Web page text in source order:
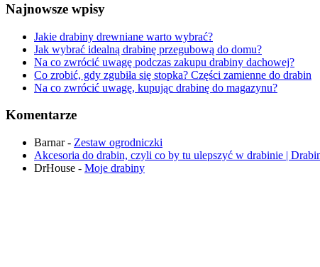
Najnowsze wpisy
Jakie drabiny drewniane warto wybrać?
Jak wybrać idealną drabinę przegubową do domu?
Na co zwrócić uwagę podczas zakupu drabiny dachowej?
Co zrobić, gdy zgubiła się stopka? Części zamienne do drabin
Na co zwrócić uwagę, kupując drabinę do magazynu?
Komentarze
Barnar- Zestaw ogrodniczki
Akcesoria do drabin, czyli co by tu ulepszyć w drabinie |
DrHouse - Moje drabiny